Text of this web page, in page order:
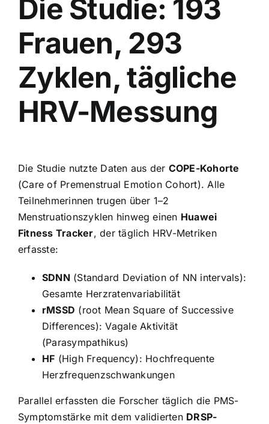
Die Studie: 193
Frauen, 293
Zyklen, tägliche
HRV-Messung
Die Studie nutzte Daten aus der COPE-Kohorte
(Care of Premenstrual Emotion Cohort). Alle
Teilnehmerinnen trugen über 1–2
Menstruationszyklen hinweg einen Huawei
Fitness Tracker, der täglich HRV-Metriken
erfasste:
SDNN(Standard Deviation of NN intervals):
Gesamte Herzratenvariabilität
rMSSD (root Mean Square of Successive
Differences): Vagale Aktivität
(Parasympathikus)
HF (High Frequency): Hochfrequente
Herzfrequenzschwankungen
Parallel erfassten die Forscher täglich die PMS-
Symptomstärke mit dem validierten DRSP-